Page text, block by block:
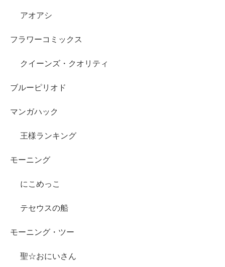
アオアシ
フラワーコミックス
クイーンズ・クオリティ
ブルーピリオド
マンガハック
王様ランキング
モーニング
にこめっこ
テセウスの船
モーニング・ツー
聖☆おにいさん